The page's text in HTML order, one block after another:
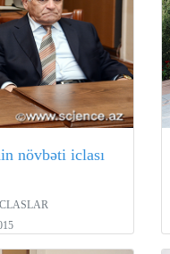
növbəti iclası